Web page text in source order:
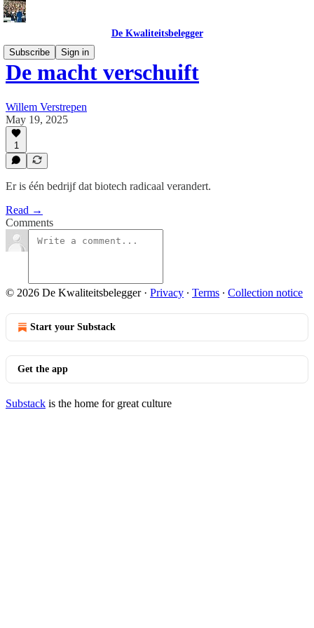
De Kwaliteitsbelegger
Subscribe
Sign in
De macht verschuift
Willem Verstrepen
May 19, 2025
1
Er is één bedrijf dat biotech radicaal verandert.
Read →
Comments
© 2026 De Kwaliteitsbelegger· Privacy ∙ Terms ∙ Collection notice
Start your Substack
Get the app
Substack is the home for great culture